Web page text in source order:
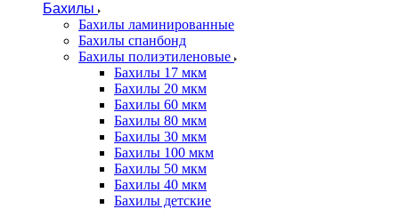
Бахилы
Бахилы ламинированные
Бахилы спанбонд
Бахилы полиэтиленовые
Бахилы 17 мкм
Бахилы 20 мкм
Бахилы 60 мкм
Бахилы 80 мкм
Бахилы 30 мкм
Бахилы 100 мкм
Бахилы 50 мкм
Бахилы 40 мкм
Бахилы детские